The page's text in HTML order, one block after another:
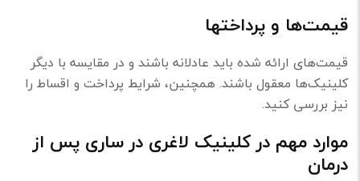
قیمت‌ها و پرداختها
قیمت‌های ارائه شده باید عادلانه باشند و در مقایسه با دیگر
کلینیک‌ها معقول باشند. همچنین، شرایط پرداخت و اقساط را
نیز بررسی کنید.
موارد مهم در کلینیک لاغری در ساری پس از
درمان